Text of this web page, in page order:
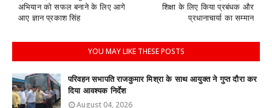
शिक्षा के लिए किया प्रबंधक और
प्रधानाचार्या का सम्मान
अभियान को सफल बनाने के लिए आगे
आए ज्ञान प्रकाश सिंह
YOU MAY LIKE THESE POSTS
परिवहन सभापति राजकुमार मिश्रा के साथ आयुक्त ने गुप्त दौरा कर
दिया आवश्यक निर्देश
August 04, 2026